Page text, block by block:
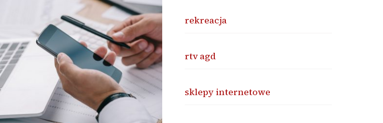
rekreacja
rtv agd
sklepy internetowe